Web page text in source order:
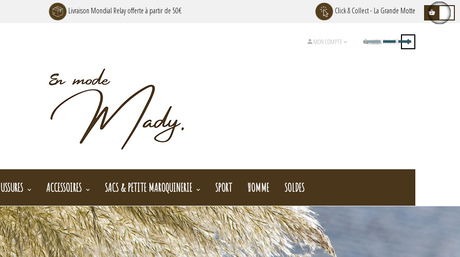
Livraison Mondial Relay offerte à partir de 50€ Click & Collect - La Grande Motte
MON COMPTE MON PANIER 0
ACCESSOIRES SACS & PETITE MAROQUINERIE SPORT HOMME SOLDES